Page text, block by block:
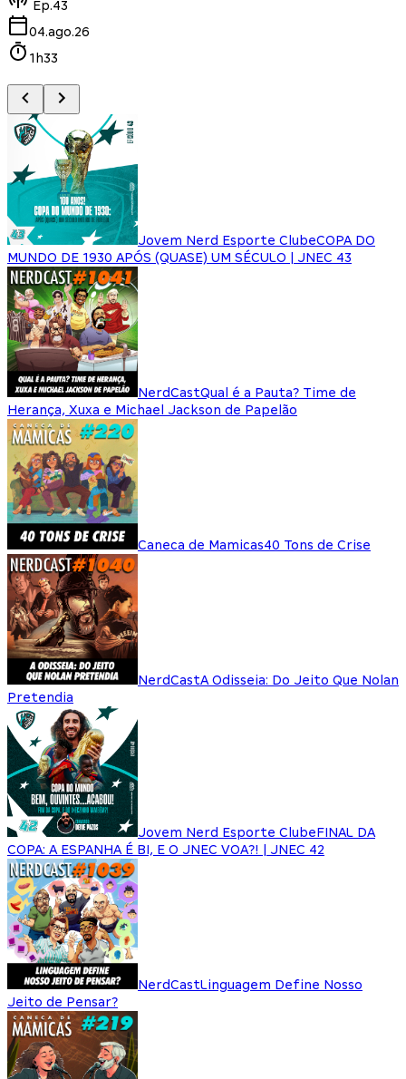
Ep.43
04.ago.26
1h33
Jovem Nerd Esporte ClubeCOPA DO
MUNDO DE 1930 APÓS (QUASE) UM SÉCULO | JNEC 43
NerdCastQual é a Pauta? Time de
Herança, Xuxa e Michael Jackson de Papelão
Caneca de Mamicas40 Tons de Crise
NerdCastA Odisseia: Do Jeito Que Nolan
Pretendia
Jovem Nerd Esporte ClubeFINAL DA
COPA: A ESPANHA É BI, E O JNEC VOA?! | JNEC 42
NerdCastLinguagem Define Nosso
Jeito de Pensar?